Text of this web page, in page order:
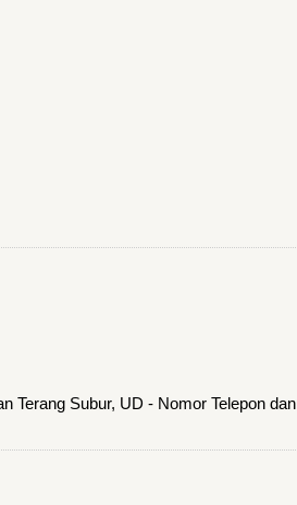
Terang Subur, UD - Nomor Telepon dan